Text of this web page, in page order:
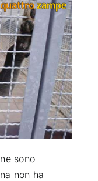
sono
non ha